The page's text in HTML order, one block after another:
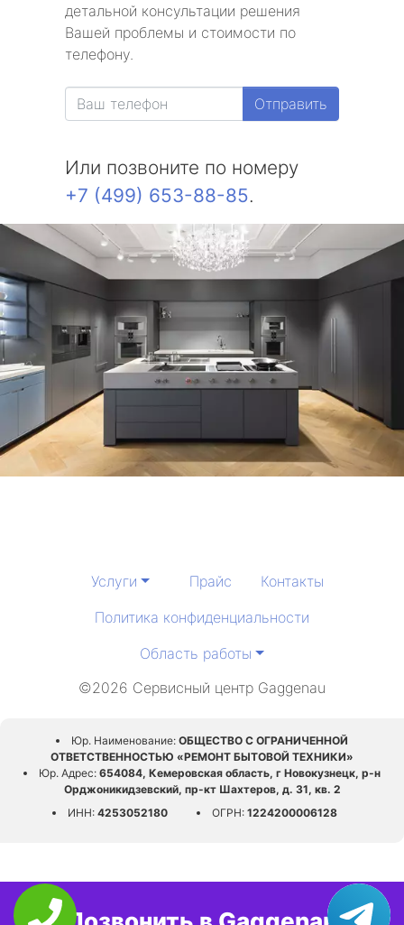
детальной консультации решения
Вашей проблемы и стоимости по
телефону.
Отправить
Или позвоните по номеру
+7 (499) 653-88-85.
Услуги Прайс
Контакты
Политика конфиденциальности
Область работы
©2026 Сервисный центр Gaggenau
Юр. Наименование: ОБЩЕСТВО С ОГРАНИЧЕННОЙ
ОТВЕТСТВЕННОСТЬЮ «РЕМОНТ БЫТОВОЙ ТЕХНИКИ»
Юр. Адрес: 654084, Кемеровская область, г Новокузнецк, р-н
Орджоникидзевский, пр-кт Шахтеров, д. 31, кв. 2
ИНН: 4253052180 ОГРН: 1224200006128